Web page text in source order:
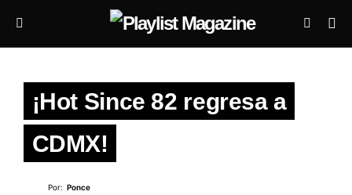
¡Hot Since 82 regresa a
CDMX!
Por: Ponce